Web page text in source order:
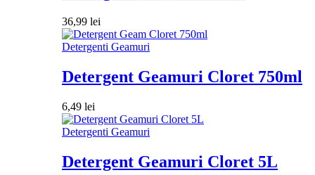
36,99 lei
Detergenti Geamuri
Detergent Geamuri Cloret 750ml
6,49 lei
Detergenti Geamuri
Detergent Geamuri Cloret 5L